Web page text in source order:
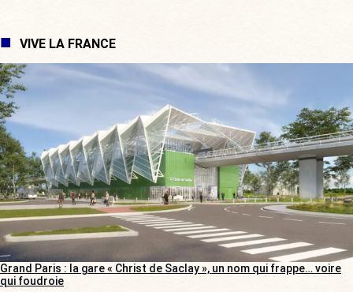
VIVE LA FRANCE
Grand Paris : la gare « Christ de Saclay », un nom qui frappe… voire
qui foudroie